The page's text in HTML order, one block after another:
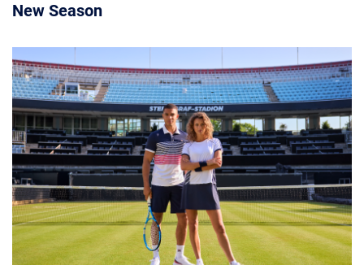
New Season